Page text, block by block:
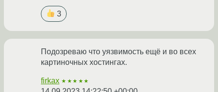
3
Подозреваю что уязвимость ещё и во всех
картиночных хостингах.
firkax ★★★★★